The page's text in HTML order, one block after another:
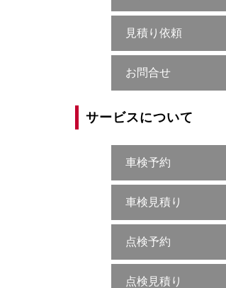
見積り依頼
お問合せ
サービスについて
車検予約
車検見積り
点検予約
点検見積り